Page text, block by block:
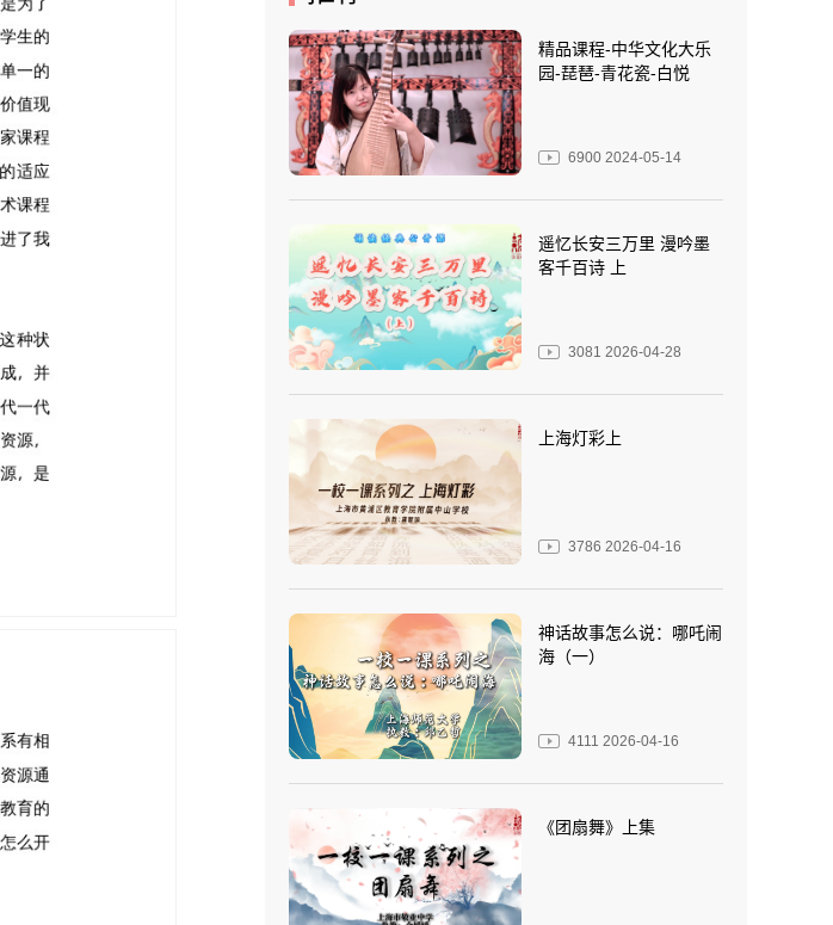
精品课程-中华文化大乐
园-琵琶-青花瓷-白悦
6900 2024-05-14
遥忆长安三万里 漫吟墨
客千百诗 上
3081 2026-04-28
上海灯彩上
3786 2026-04-16
神话故事怎么说：哪吒闹
海（一）
4111 2026-04-16
《团扇舞》上集